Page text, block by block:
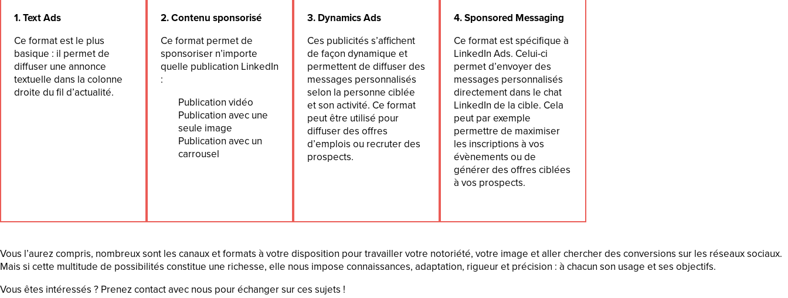
1. Text Ads
Ce format est le plus
basique : il permet de
diffuser une annonce
textuelle dans la colonne
droite du fil d’actualité.
2. Contenu sponsorisé
Ce format permet de
sponsoriser n’importe
quelle publication LinkedIn
:
Publication vidéo
Publication avec une
seule image
Publication avec un
carrousel
3. Dynamics Ads
Ces publicités s’affichent
de façon dynamique et
permettent de diffuser des
messages personnalisés
selon la personne ciblée
et son activité. Ce format
peut être utilisé pour
diffuser des offres
d’emplois ou recruter des
prospects.
4. Sponsored Messaging
Ce format est spécifique à
LinkedIn Ads. Celui-ci
permet d’envoyer des
messages personnalisés
directement dans le chat
LinkedIn de la cible. Cela
peut par exemple
permettre de maximiser
les inscriptions à vos
évènements ou de
générer des offres ciblées
à vos prospects.
Vous l’aurez compris, nombreux sont les canaux et formats à votre disposition pour travailler votre notoriété, votre image et aller chercher des conversions sur les réseaux sociaux.
Mais si cette multitude de possibilités constitue une richesse, elle nous impose connaissances, adaptation, rigueur et précision : à chacun son usage et ses objectifs.
Vous êtes intéressés ? Prenez contact avec nous pour échanger sur ces sujets !